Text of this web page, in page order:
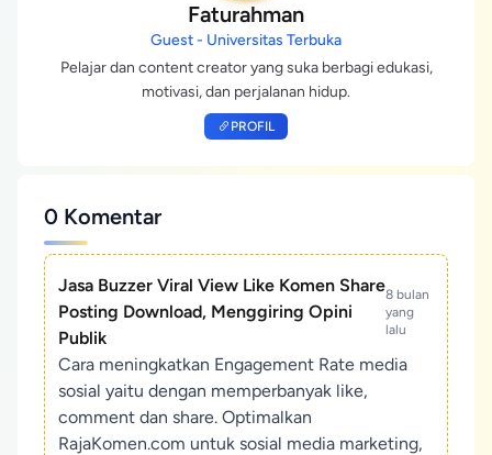
Faturahman
Guest - Universitas Terbuka
Pelajar dan content creator yang suka berbagi edukasi,
motivasi, dan perjalanan hidup.
PROFIL
0 Komentar
Jasa Buzzer Viral View Like Komen Share
Posting Download, Menggiring Opini
Publik
8 bulan
yang
lalu
Cara meningkatkan Engagement Rate media
sosial yaitu dengan memperbanyak like,
comment dan share. Optimalkan
RajaKomen.com untuk sosial media marketing,